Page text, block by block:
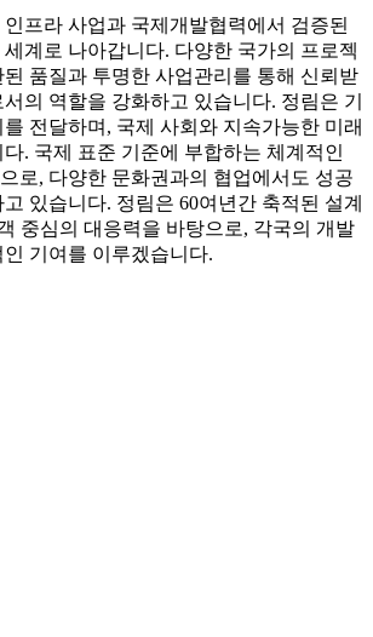
프라 사업과 국제개발협력에서 검증된
계로 나아갑니다. 다양한 국가의 프로젝
된 품질과 투명한 사업관리를 통해 신뢰받
의 역할을 강화하고 있습니다. 정림은 기
전달하며, 국제 사회와 지속가능한 미래
. 국제 표준 기준에 부합하는 체계적인
로, 다양한 문화권과의 협업에서도 성공
있습니다. 정림은 60여년간 축적된 설계
중심의 대응력을 바탕으로, 각국의 개발
기여를 이루겠습니다.